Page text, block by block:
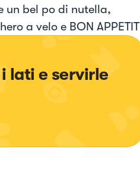
un bel po di nutella,
a velo e BON APPETIT
lati e servirle